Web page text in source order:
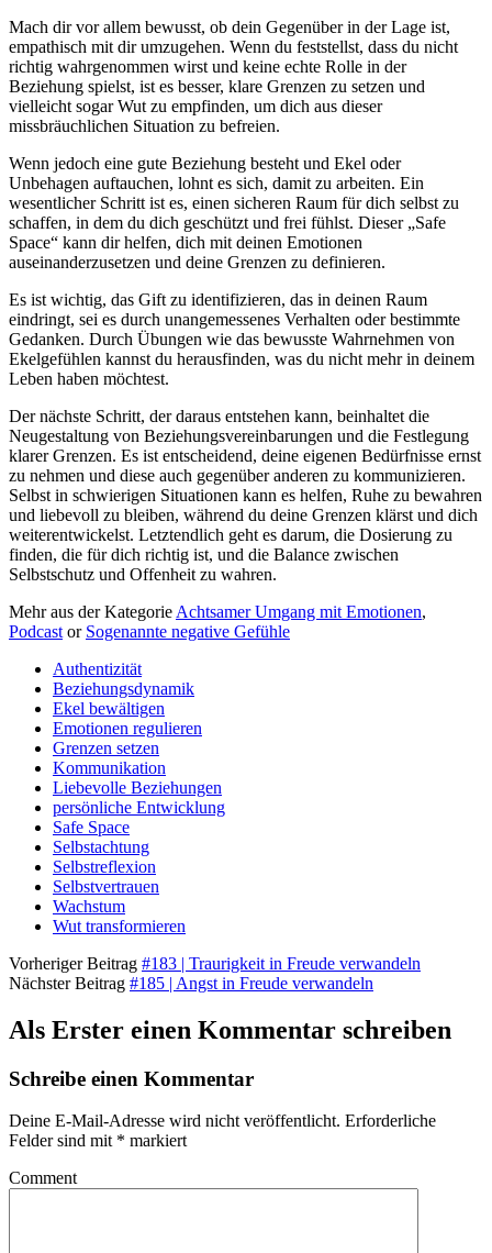
Mach dir vor allem bewusst, ob dein Gegenüber in der Lage ist,
empathisch mit dir umzugehen. Wenn du feststellst, dass du nicht
richtig wahrgenommen wirst und keine echte Rolle in der
Beziehung spielst, ist es besser, klare Grenzen zu setzen und
vielleicht sogar Wut zu empfinden, um dich aus dieser
missbräuchlichen Situation zu befreien.
Wenn jedoch eine gute Beziehung besteht und Ekel oder
Unbehagen auftauchen, lohnt es sich, damit zu arbeiten. Ein
wesentlicher Schritt ist es, einen sicheren Raum für dich selbst zu
schaffen, in dem du dich geschützt und frei fühlst. Dieser „Safe
Space“ kann dir helfen, dich mit deinen Emotionen
auseinanderzusetzen und deine Grenzen zu definieren.
Es ist wichtig, das Gift zu identifizieren, das in deinen Raum
eindringt, sei es durch unangemessenes Verhalten oder bestimmte
Gedanken. Durch Übungen wie das bewusste Wahrnehmen von
Ekelgefühlen kannst du herausfinden, was du nicht mehr in deinem
Leben haben möchtest.
Der nächste Schritt, der daraus entstehen kann, beinhaltet die
Neugestaltung von Beziehungsvereinbarungen und die Festlegung
klarer Grenzen. Es ist entscheidend, deine eigenen Bedürfnisse ernst
zu nehmen und diese auch gegenüber anderen zu kommunizieren.
Selbst in schwierigen Situationen kann es helfen, Ruhe zu bewahren
und liebevoll zu bleiben, während du deine Grenzen klärst und dich
weiterentwickelst. Letztendlich geht es darum, die Dosierung zu
finden, die für dich richtig ist, und die Balance zwischen
Selbstschutz und Offenheit zu wahren.
Mehr aus der Kategorie Achtsamer Umgang mit Emotionen,
Podcast or Sogenannte negative Gefühle
Authentizität
Beziehungsdynamik
Ekel bewältigen
Emotionen regulieren
Grenzen setzen
Kommunikation
Liebevolle Beziehungen
persönliche Entwicklung
Safe Space
Selbstachtung
Selbstreflexion
Selbstvertrauen
Wachstum
Wut transformieren
Vorheriger Beitrag #183 | Traurigkeit in Freude verwandeln
Nächster Beitrag #185 | Angst in Freude verwandeln
Als Erster einen Kommentar schreiben
Schreibe einen Kommentar
Deine E-Mail-Adresse wird nicht veröffentlicht. Erforderliche
Felder sind mit * markiert
Comment